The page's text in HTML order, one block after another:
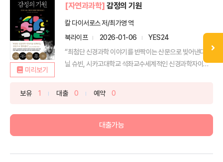
미리보기
[자연과과학] 감정의 기원
칼 다이서로스 저/최가영 역
북라이프
2026-01-06
YES24
“최첨단 신경과학 이야기를 반짝이는 산문으로 빚어낸다.” _
닐 슈빈, 시카고대학교 석좌교수세계적인 신경과학자이자
보유 1 대출 0 예약 0
대출가능